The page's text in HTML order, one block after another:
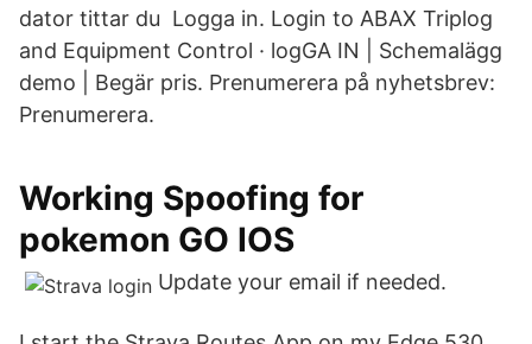
dator tittar du Logga in. Login to ABAX Triplog
and Equipment Control · logGA IN | Schemalägg
demo | Begär pris. Prenumerera på nyhetsbrev:
Prenumerera.
Working Spoofing for
pokemon GO IOS
Update your email if needed.